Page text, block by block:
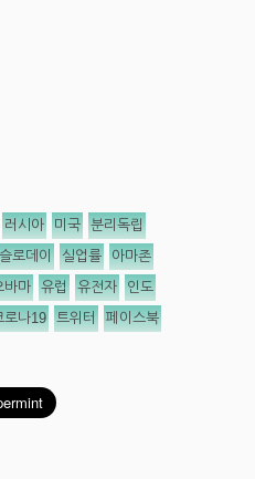
러시아 미국 분리독립
슬로데이 실업률 아마존
바마 유럽 유전자 인도
로나19 트위터 페이스북